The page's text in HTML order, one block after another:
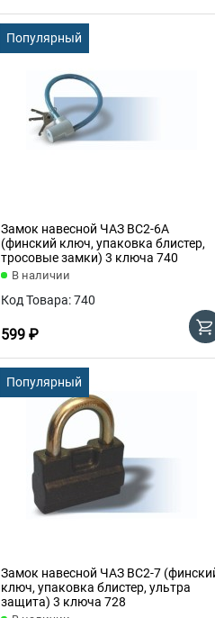
Популярный
Замок навесной ЧАЗ ВС2-6А
(финский ключ, упаковка блистер,
тросовые замки) 3 ключа 740
В наличии
Код Товара: 740
599 ₽
Популярный
Замок навесной ЧАЗ ВС2-7
ключ, упаковка блистер, ультра
защита) 3 ключа 728